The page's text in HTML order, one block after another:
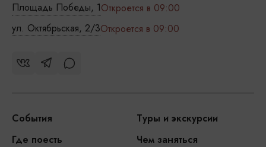
Площадь Победы, 1Откроется в 09:00
ул. Октябрьская, 2/3Откроется в 09:00
События
Туры и экскурсии
Где поесть
Чем заняться